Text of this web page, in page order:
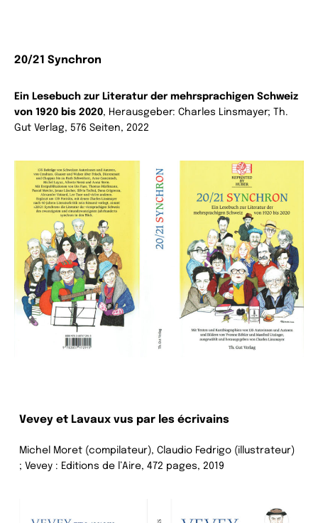
20/21 Synchron
Ein Lesebuch zur Literatur der mehrsprachigen Schweiz
von 1920 bis 2020, Herausgeber: Charles Linsmayer; Th.
Gut Verlag, 576 Seiten, 2022
Vevey et Lavaux vus par les écrivains
Michel Moret (compilateur), Claudio Fedrigo (illustrateur)
; Vevey : Editions de l’Aire, 472 pages, 2019